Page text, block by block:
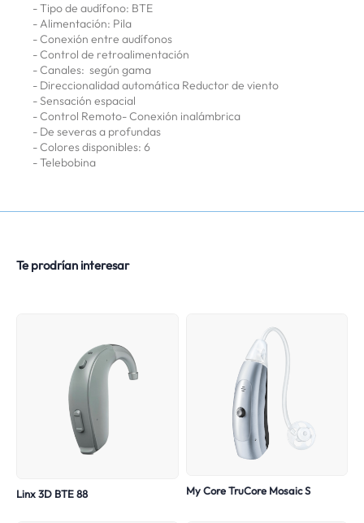
- Tipo de audífono: BTE
- Alimentación: Pila
- Conexión entre audífonos
- Control de retroalimentación
- Canales: según gama
- Direccionalidad automática Reductor de viento
- Sensación espacial
- Control Remoto- Conexión inalámbrica
- De severas a profundas
- Colores disponibles: 6
- Telebobina
Te prodrían interesar
Linx 3D BTE 88 My Core TruCore Mosaic S